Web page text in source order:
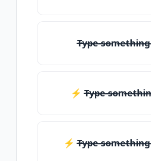
T̶̴y̶̴p̶̴e̶̴ ̶̴s̶̴o̶̴m̶̴e̶̴t̶̴h̶̴i̶̴n̶̴g̶̴
⚡ T̶̴y̶̴p̶̴e̶̴
⚡️ T̶̴y̶̴p̶̴e̶̴